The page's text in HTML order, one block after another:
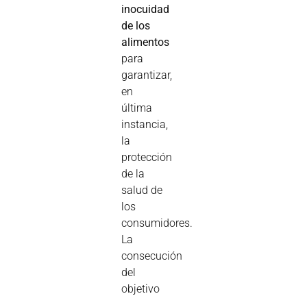
inocuidad
de los
alimentos
para
garantizar,
en
última
instancia,
la
protección
de la
salud de
los
consumidores.
La
consecución
del
objetivo